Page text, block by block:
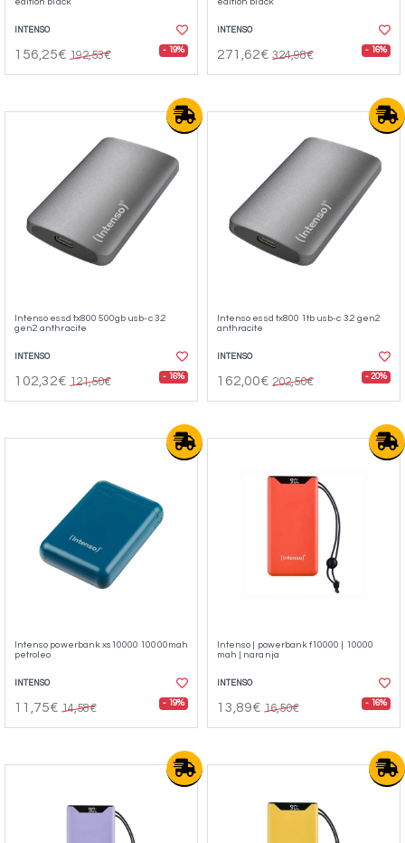
INTENSO
156,25€ 192,53€ - 19%
INTENSO
271,62€ 324,98€ - 16%
Intenso essd tx800 500gb usb-c 3.2
gen2 anthracite
INTENSO
102,32€ 121,50€ - 16%
Intenso essd tx800 1tb usb-c 3.2 gen2
anthracite
INTENSO
162,00€ 202,50€ - 20%
Intenso powerbank xs10000 10000mah
petroleo
INTENSO
11,75€ 14,58€ - 19%
Intenso | powerbank f10000 | 10000
mah | naranja
INTENSO
13,89€ 16,50€ - 16%